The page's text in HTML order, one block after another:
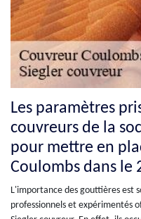
Les paramètres
couvreurs de la
pour mettre en
Coulombs dans le
L'importance des gouttières est
professionnels et expérimentés